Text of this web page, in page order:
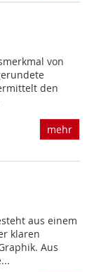
von
den
mehr
aus einem
klaren
Aus